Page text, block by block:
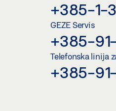
+385-1-
GEZE Servis
+385-
Telefonska linija
+385-